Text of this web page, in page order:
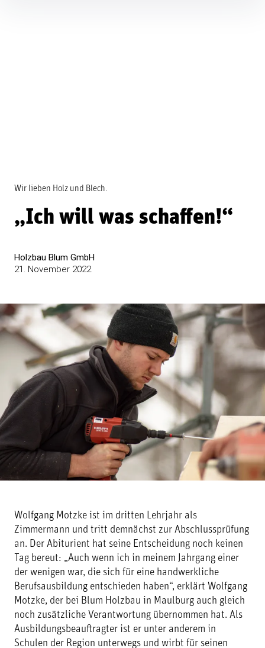
Wir lieben Holz und Blech.
„Ich will was schaffen!“
Holzbau Blum GmbH
21. November 2022
Wolfgang Motzke ist im dritten Lehrjahr als
Zimmermann und tritt demnächst zur Abschlussprüfung
an. Der Abiturient hat seine Entscheidung noch keinen
Tag bereut: „Auch wenn ich in meinem Jahrgang einer
der wenigen war, die sich für eine handwerkliche
Berufsausbildung entschieden haben“, erklärt Wolfgang
Motzke, der bei Blum Holzbau in Maulburg auch gleich
noch zusätzliche Verantwortung übernommen hat. Als
Ausbildungsbeauftragter ist er unter anderem in
Schulen der Region unterwegs und wirbt für seinen